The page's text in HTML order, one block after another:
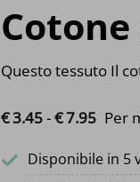
Questo tessuto Il
€3.45-€7.95 Per
Disponibile in 5